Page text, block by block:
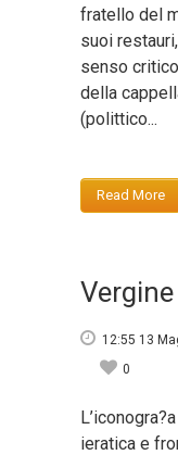
fratello del
suoi
senso
della
(polittico...
Read More
12:55 13
0
ieratica e